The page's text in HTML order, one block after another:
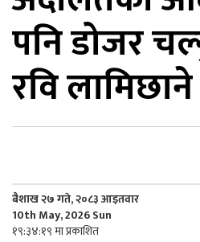
पनि डोजर
रवि लामिछाने
बैशाख २७ गते, २०८३ आइतवार
10th May, 2026 Sun
१९:३४:१९ मा प्रकाशित